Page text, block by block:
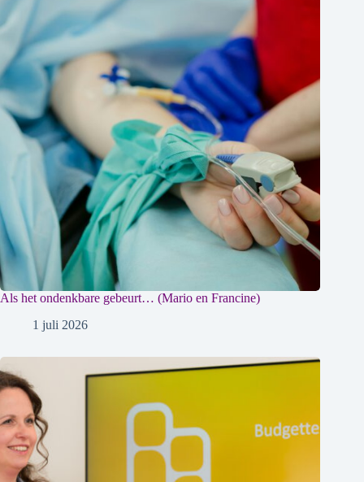
Als het ondenkbare gebeurt… (Mario en Francine)
1 juli 2026